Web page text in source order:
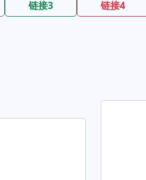
链接3
链接4